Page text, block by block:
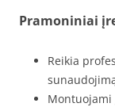
Pramoniniai
Reikia
Montuojami